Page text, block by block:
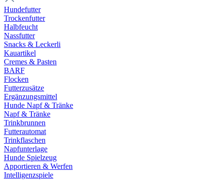
Hundefutter
Trockenfutter
Halbfeucht
Nassfutter
Snacks & Leckerli
Kauartikel
Cremes & Pasten
BARF
Flocken
Futterzusätze
Ergänzungsmittel
Hunde Napf & Tränke
Napf & Tränke
Trinkbrunnen
Futterautomat
Trinkflaschen
Napfunterlage
Hunde Spielzeug
Apportieren & Werfen
Intelligenzspiele